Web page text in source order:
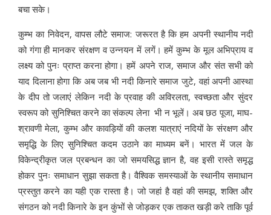
बचा सके।
कुम्भ का निवेदन, वापस लौटे समाज: जरूरत है कि हम अपनी स्थानीय नदी
को गंगा ही मानकर संरक्षण व उन्नयन में लगें। हमें कुम्भ के मूल अभिप्राय व
लक्ष्य को पुनः प्राप्त करना होगा। हमें अपने राज, समाज और संत सभी को
याद दिलाना होगा कि अब जब भी नदी किनारे समाज जुटे, वहां अपनी आस्था
के दीप तो जलाएं लेकिन नदी के प्रवाह की अविरलता, स्वच्छता और सुंदर
स्वरूप को सुनिश्चित करने का संकल्प लेना भी न भूलें। अब छठ पूजा, माघ-
श्रावणी मेला, कुम्भ और कावड़ियों की कलश यात्राएं नदियों के संरक्षण और
समृद्धि के लिए सुनिश्चित कदम उठाने का माध्यम बनें। भारत में जल के
विकेन्द्रीकृत जल प्रबन्धन का जो समयसिद्ध ज्ञान है, वह इसी रास्ते समृद्ध
होकर पुनः समाधान सुझा सकता है। वैश्विक समस्याओं के स्थानीय समाधान
प्रस्तुत करने का यही एक रास्ता है। जो जहां है वहां की समझ, शक्ति और
संगठन को नदी किनारे के इन कुंभों से जोड़कर एक ताकत खड़ी करे ताकि पूर्व